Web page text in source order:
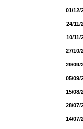
01/12/
24/11/
10/11/
27/10/
29/09/
05/09/
15/08/
28/07/
14/07/